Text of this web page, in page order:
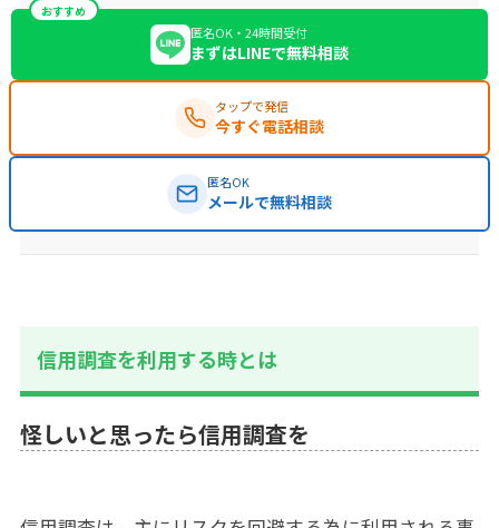
おすすめ
匿名OK・24時間受付
まずはLINEで無料相談
タップで発信
今すぐ電話相談
匿名OK
メールで無料相談
信用調査を利用する時とは
怪しいと思ったら信用調査を